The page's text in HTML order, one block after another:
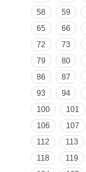
58
59
65
66
72
73
79
80
86
87
93
94
100
101
106
107
112
113
118
119